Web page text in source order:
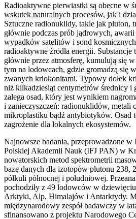
Radioaktywne pierwiastki są obecne w
wskutek naturalnych procesów, jak i
Sztuczne radionuklidy, takie jak pluton,
głównie podczas prób jądrowych,
wypadków satelitów i sond
radioaktywne źródła energii. Substancje
głównie przez atmosferę, kumulują się
tym na lodowcach, gdzie gromadzą się
zwanych kriokonitami. Typowy dołek
niż kilkadziesiąt centymetrów średnicy i
zalega osad, który jest wynikiem
i zanieczyszczeń: radionuklidów, metali
mikroplastiku bądź antybiotyków. Osad
zagrożenie dla lokalnych ekosystemów.
Najnowsze badania, przeprowadzone
Polskiej Akademii Nauk (IFJ PAN) w
nowatorskich metod spektrometrii
bazę danych dla izotopów plutonu 238,
półkuli północnej i południowej.
pochodziły z 49 lodowców w
Arktyki, Alp, Himalajów i Antarktydy.
międzynarodowy zespół badawczy w
sfinansowano z projektu Narodowego